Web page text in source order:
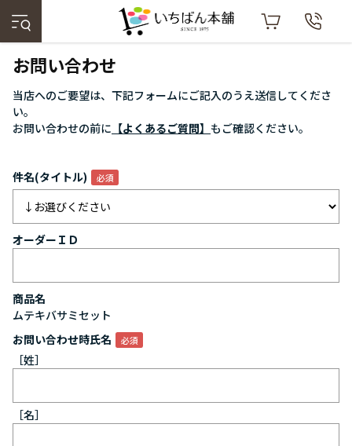
お問い合わせ
当店へのご要望は、下記フォームにご記入のうえ送信してくださ
い。
お問い合わせの前に 【よくあるご質問】 もご確認ください。
件名(タイトル)
オーダーＩＤ
商品名
ムテキバサミセット
お問い合わせ時氏名
［姓］
［名］